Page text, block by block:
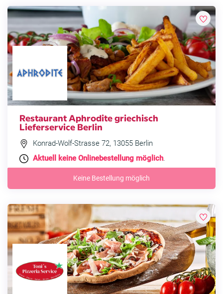
Restaurant Aphrodite griechisch
Lieferservice Berlin
Konrad-Wolf-Strasse 72, 13055 Berlin
Aktuell keine Onlinebestellung möglich.
Keine Bestellung möglich